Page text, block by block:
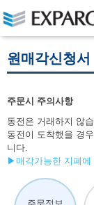
원매각신청서
주문시 주의사항
동전은 거래하지 않
동전이 도착했을 경
니다.
▶매각가능한 지폐에